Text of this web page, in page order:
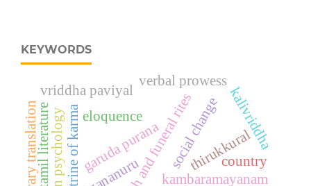
KEYWORDS
garuda purana
doctrine of karma social change
death and funeral riteskambaramayanam
eloquence
verbal prowess
thirukkural
agananuru
vriddha paviyal kalivriddha
tamil literature
literary translation country